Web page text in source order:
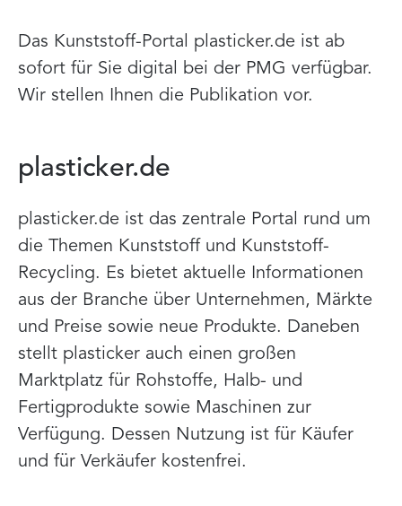
Das Kunststoff-Portal plasticker.de ist ab
sofort für Sie digital bei der PMG verfügbar.
Wir stellen Ihnen die Publikation vor.
plasticker.de
plasticker.de ist das zentrale Portal rund um
die Themen Kunststoff und Kunststoff-
Recycling. Es bietet aktuelle Informationen
aus der Branche über Unternehmen, Märkte
und Preise sowie neue Produkte. Daneben
stellt plasticker auch einen großen
Marktplatz für Rohstoffe, Halb- und
Fertigprodukte sowie Maschinen zur
Verfügung. Dessen Nutzung ist für Käufer
und für Verkäufer kostenfrei.